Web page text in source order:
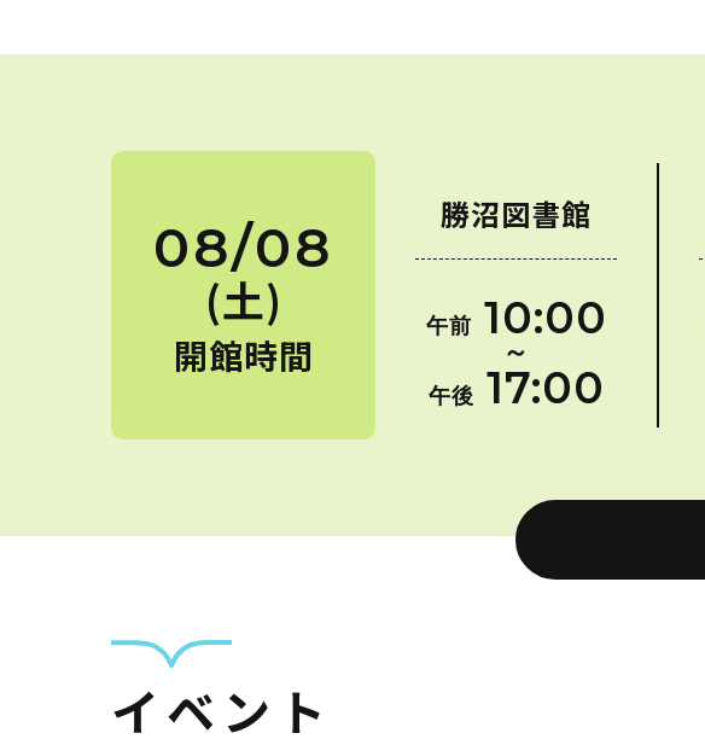
08/08
(土)
開館時間
勝沼図書館
午前 10:00
～
午後 17:00
イベント